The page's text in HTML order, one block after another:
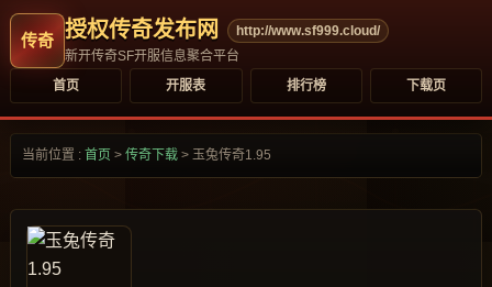
授权传奇发布网
http://www.sf999.cloud/
新开传奇SF开服信息聚合平台
首页
开服表 排行榜 下载页
当前位置 : 首页 > 传奇下载 > 玉兔传奇1.95